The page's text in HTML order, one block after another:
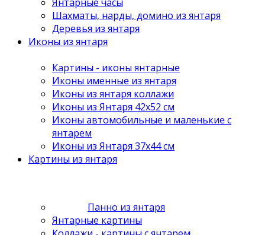
Шахматы, нарды, домино из янтаря
Деревья из янтаря
Иконы из янтаря
Картины - иконы янтарные
Иконы именные из янтаря
Иконы из янтаря коллажи
Иконы из Янтаря 42х52 см
Иконы автомобильные и маленькие с
янтарем
Иконы из Янтаря 37х44 см
Картины из янтаря
Панно из янтаря
Янтарные картины